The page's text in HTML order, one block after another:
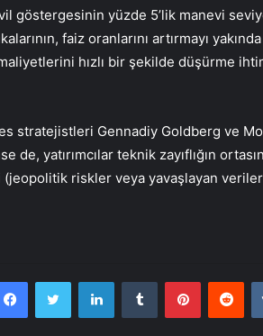
göstergesinin yüzde 5’lik manevi
faiz oranlarını artırmayı
hızlı bir şekilde düşürme
stratejistleri Gennadiy Goldberg ve
de, yatırımcılar teknik zayıflığın
riskler veya yavaşlayan
FacebookTwitter LinkedInTumblr Pinterest